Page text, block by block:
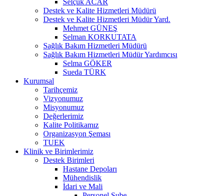
Destek ve Kalite Hizmetleri Müdürü
Destek ve Kalite Hizmetleri Müdür Yard.
Mehmet GÜNEŞ
Selman KORKUTATA
Sağlık Bakım Hizmetleri Müdürü
Sağlık Bakım Hizmetleri Müdür Yardımcısı
Selma GÖKER
Sueda TÜRK
Kurumsal
Tarihçemiz
Vizyonumuz
Misyonumuz
Değerlerimiz
Kalite Politikamız
Organizasyon Şeması
TUEK
Klinik ve Birimlerimiz
Destek Birimleri
Hastane Depoları
Mühendislik
İdari ve Mali